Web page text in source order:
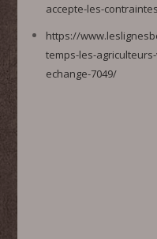
accepte-les-
https://
temps-les-
echange-7049/